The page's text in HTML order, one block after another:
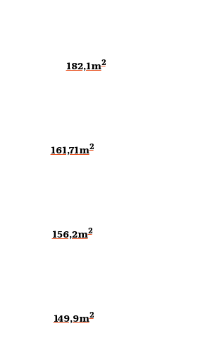
182,1m2
161,71m2
156,2m2
149,9m2